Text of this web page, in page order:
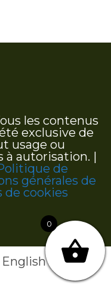
les contenus
exclusive de
usage ou
à autorisation. |
de
générales de
de cookies
0
English